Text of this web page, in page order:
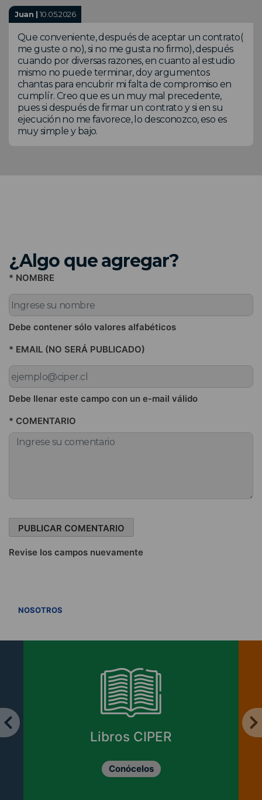
Juan | 10.05.2026
Que conveniente, después de aceptar un contrato(
me guste o no), si no me gusta no firmo), después
cuando por diversas razones, en cuanto al estudio
mismo no puede terminar, doy argumentos
chantas para encubrir mi falta de compromiso en
cumplír. Creo que es un muy mal precedente,
pues si después de firmar un contrato y si en su
ejecución no me favorece, lo desconozco, eso es
muy simple y bajo.
¿Algo que agregar?
* NOMBRE
Debe contener sólo valores alfabéticos
* EMAIL (NO SERÁ PUBLICADO)
Debe llenar este campo con un e-mail válido
* COMENTARIO
Revise los campos nuevamente
NOSOTROS
Enviar cartas y
columnas
Revisa las opciones